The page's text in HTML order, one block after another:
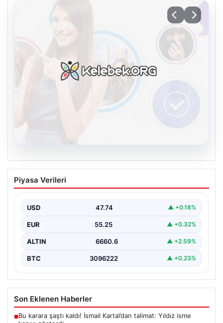
Kelebek sohbet platformu İle Sanal
İletişimin Sertifikalı Adresi Ve Chat
İnternet çağında bireylerin güvenli bir şekilde bağlantı
birçok…
Piyasa Verileri
USD 47.74 ▲ +0.18%
EUR 55.25 ▲ +0.32%
ALTIN 6660.6 ▲ +2.59%
BTC 3096222 ▲ +0.23%
Son Eklenen Haberler
■Bu karara şaştı kaldı! İsmail Kartal’dan talimat: Yıldız isme